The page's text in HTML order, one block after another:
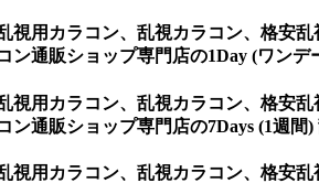
視用カラコン、乱視カラコン、格
ン通販ショップ専門店の1Day (ワンデ
視用カラコン、乱視カラコン、格
通販ショップ専門店の7Days (1週間)
視用カラコン、乱視カラコン、格